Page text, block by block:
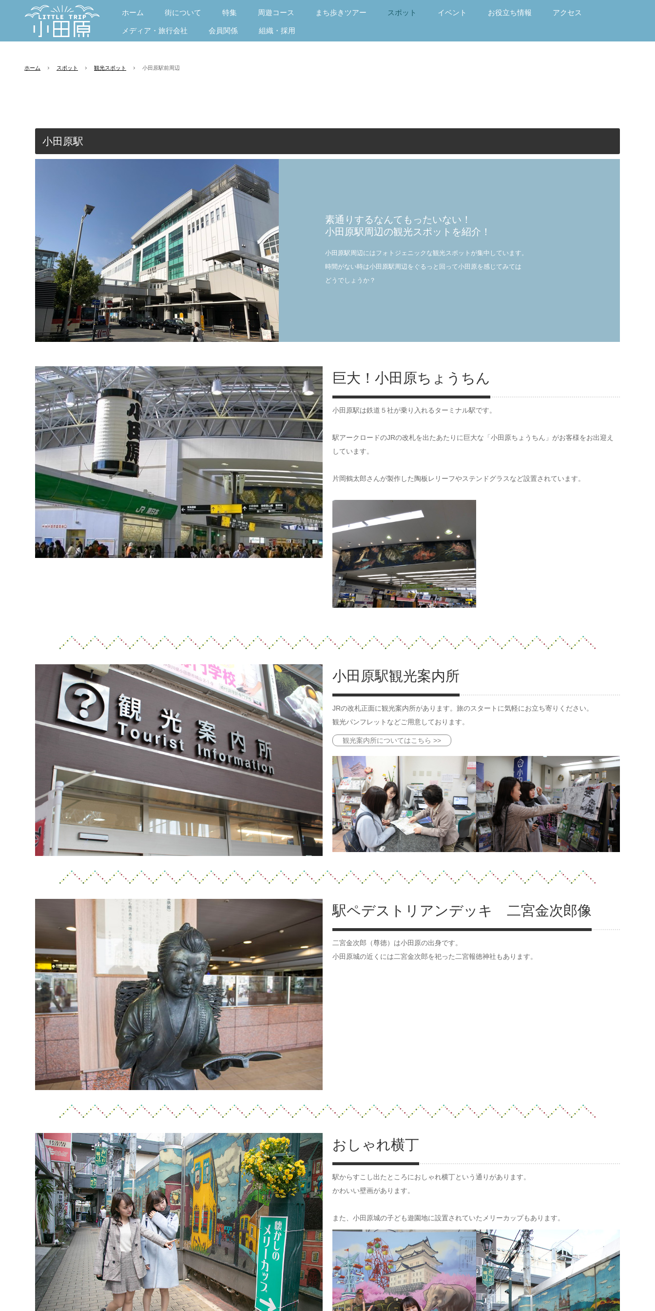
ホーム 街について 特集 周遊コース まち歩きツアー スポット イベント お役立ち情報 アクセス
メディア・旅行会社 会員関係 組織・採用
ホーム スポット 観光スポット 小田原駅前周辺
小田原駅
素通りするなんてもったいない！
小田原駅周辺の観光スポットを紹介！
小田原駅周辺にはフォトジェニックな観光スポットが集中しています。
時間がない時は小田原駅周辺をぐるっと回って小田原を感じてみては
どうでしょうか？
巨大！小田原ちょうちん
小田原駅は鉄道５社が乗り入れるターミナル駅です。
駅アークロードのJRの改札を出たあたりに巨大な「小田原ちょうちん」がお客様をお出迎え
しています。
片岡鶴太郎さんが製作した陶板レリーフやステンドグラスなど設置されています。
小田原駅観光案内所
JRの改札正面に観光案内所があります。旅のスタートに気軽にお立ち寄りください。
観光パンフレットなどご用意しております。
観光案内所についてはこちら >>
駅ペデストリアンデッキ 二宮金次郎像
二宮金次郎（尊徳）は小田原の出身です。
小田原城の近くには二宮金次郎を祀った二宮報徳神社もあります。
おしゃれ横丁
駅からすこし出たところにおしゃれ横丁という通りがあります。
かわいい壁画があります。
また、小田原城の子ども遊園地に設置されていたメリーカップもあります。